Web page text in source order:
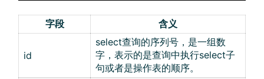
字段 含义
id
select查询的序列号，是一组数
字，表示的是查询中执行select子
句或者是操作表的顺序。